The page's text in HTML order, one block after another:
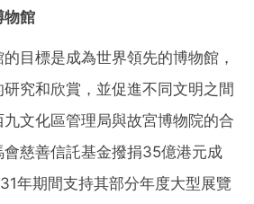
物館
目標是成為世界領先的博物館，
究和欣賞，並促進不同文明之間
文化區管理局與故宮博物院的合
慈善信託基金撥捐35億港元成
年期間支持其部分年度大型展覽